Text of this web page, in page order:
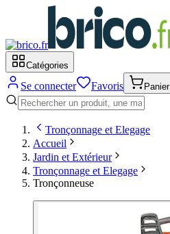
Catégories
Se connecter Favoris Panier
Tronçonnage et Elegage
Accueil
Jardin et Extérieur
Tronçonnage et Elegage
Tronçonneuse